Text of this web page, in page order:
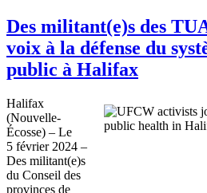
Des militant(e)s des
voix à la défense du
public à Halifax
Halifax
(Nouvelle-
Écosse) – Le
5 février 2024 –
Des militant(e)s
du Conseil des
provinces de